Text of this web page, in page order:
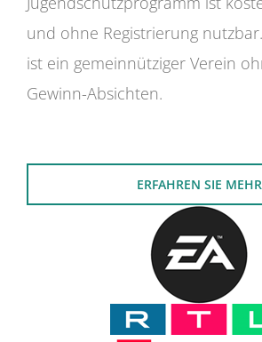
und ohne Registrierung nutzbar.
ist ein gemeinnütziger Verein
Gewinn-Absichten.
ERFAHREN SIE MEHR